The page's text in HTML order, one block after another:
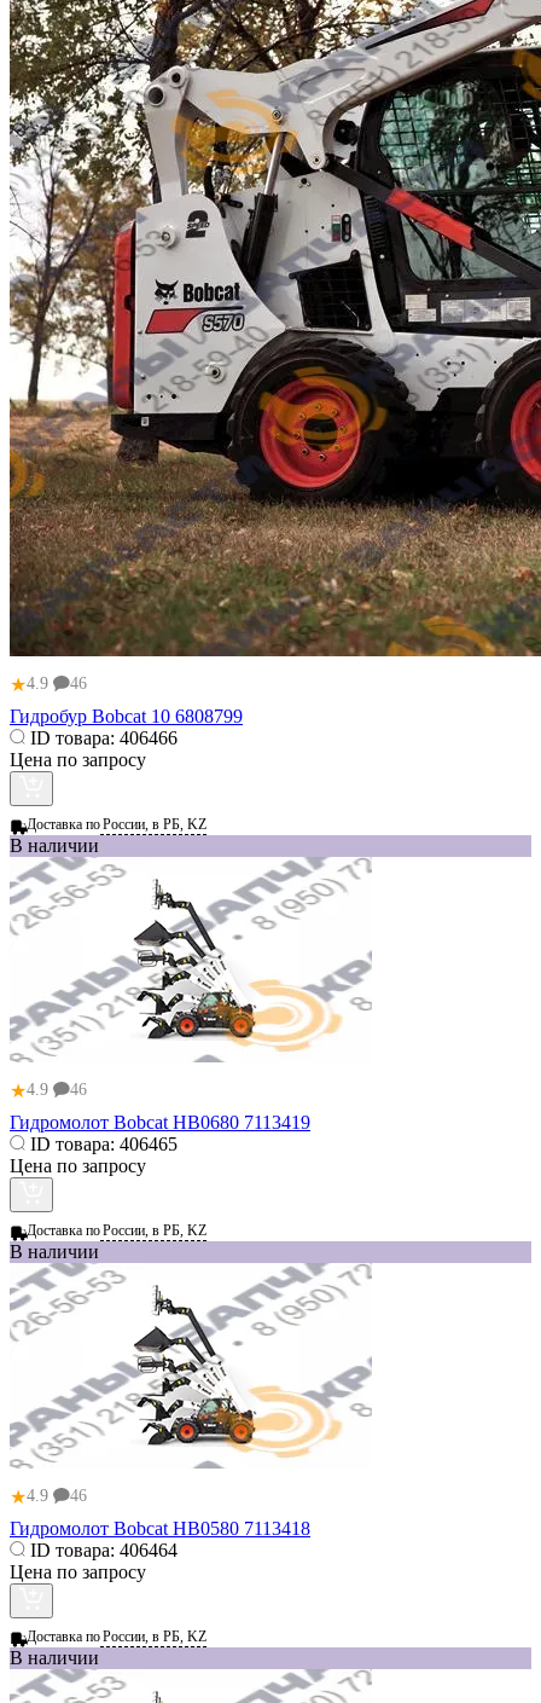
★4.9 46
Гидробур Bobcat 10 6808799
ID товара: 406466
Цена по запросу
Доставка поРоссии, в РБ, KZ
В наличии
★4.9 46
Гидромолот Bobcat HB0680 7113419
ID товара: 406465
Цена по запросу
Доставка поРоссии, в РБ, KZ
В наличии
★4.9 46
Гидромолот Bobcat HB0580 7113418
ID товара: 406464
Цена по запросу
Доставка поРоссии, в РБ, KZ
В наличии